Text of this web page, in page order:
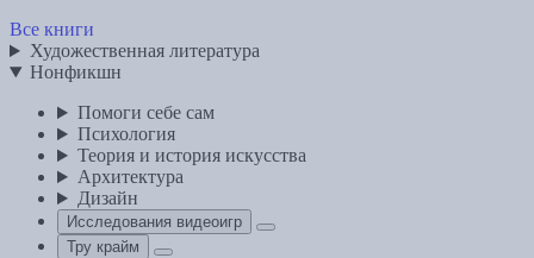
Все книги
Художественная литература
Нонфикшн
Помоги себе сам
Психология
Теория и история искусства
Архитектура
Дизайн
Исследования видеоигр
Тру крайм